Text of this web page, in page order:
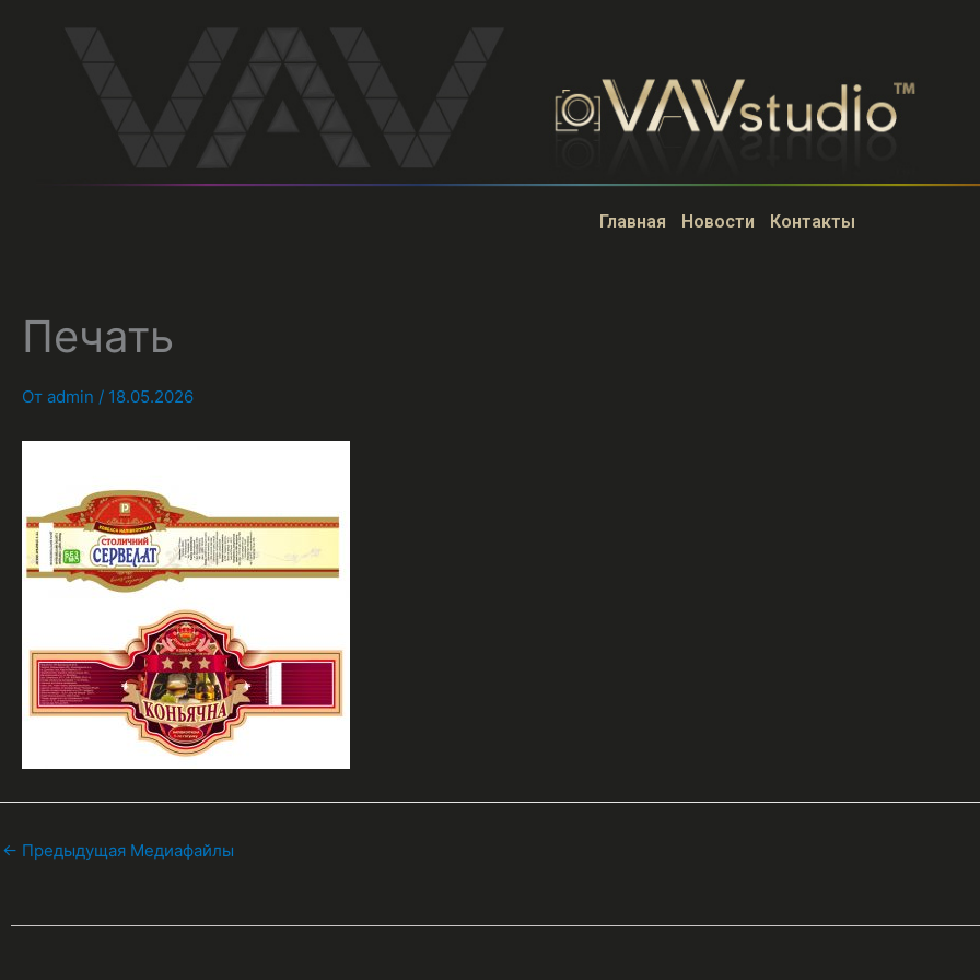
содержимому
Главная Новости Контакты
Печать
От admin / 18.05.2026
← Предыдущая Медиафайлы